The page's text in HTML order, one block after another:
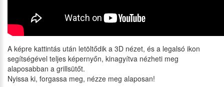
A képre kattintás után letöltődik a 3D nézet, és a legalsó ikon
segítségével teljes képernyőn, kinagyítva nézheti meg
alaposabban a grillsütőt.
Nyissa ki, forgassa meg, nézze meg alaposan!